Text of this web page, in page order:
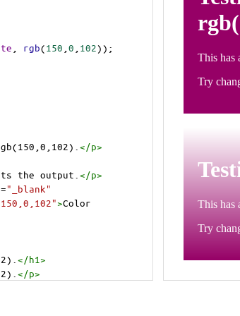
rgb(150 0 102));
</p>
the output. </p>
="_blank"
>Color
</h1>
</p>